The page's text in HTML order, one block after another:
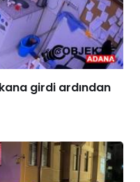
girdi ardından